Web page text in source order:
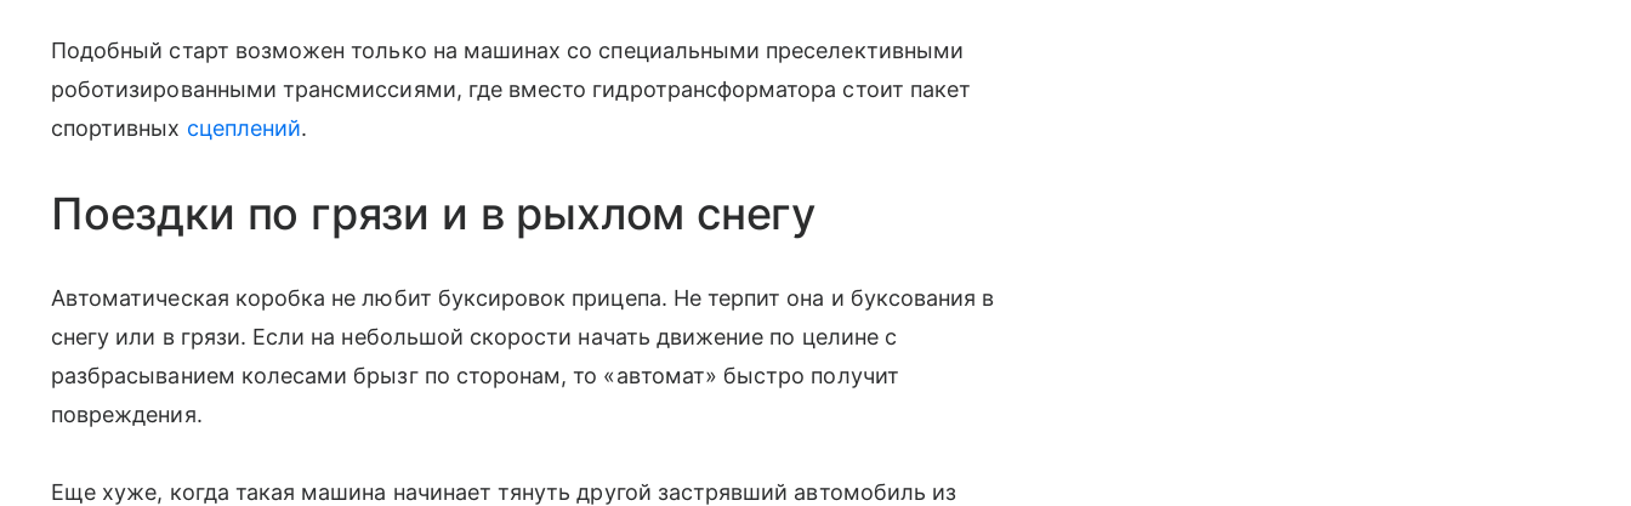
Подобный старт возможен только на машинах со специальными преселективными
роботизированными трансмиссиями, где вместо гидротрансформатора стоит пакет
спортивных сцеплений.
Поездки по грязи и в рыхлом снегу
Автоматическая коробка не любит буксировок прицепа. Не терпит она и буксования в
снегу или в грязи. Если на небольшой скорости начать движение по целине с
разбрасыванием колесами брызг по сторонам, то «автомат» быстро получит
повреждения.
Еще хуже, когда такая машина начинает тянуть другой застрявший автомобиль из